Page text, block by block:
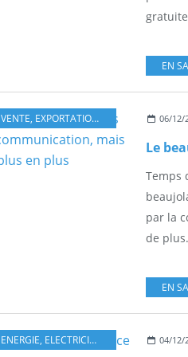
EN
VENTE, EXPORTATIONS HECTOLITRES,
06/12/
Temps
par la
de
EN
ENERGIE, ELECTRICITÉ NUCLÉAIRE ,04/12/